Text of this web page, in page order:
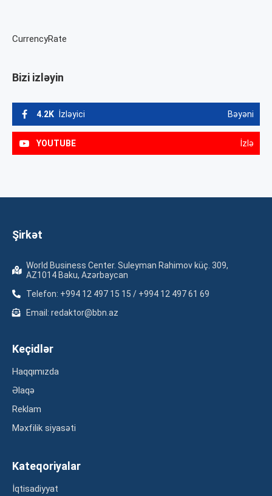
CurrencyRate
Bizi izləyin
4.2K İzləyici Bəyəni
YOUTUBE İzlə
Şirkət
World Business Center. Suleyman Rahimov küç. 309,
AZ1014 Baku, Azərbaycan
Telefon: +994 12 497 15 15 / +994 12 497 61 69
Email: redaktor@bbn.az
Keçidlər
Haqqımızda
Əlaqə
Reklam
Məxfilik siyasəti
Kateqoriyalar
İqtisadiyyat